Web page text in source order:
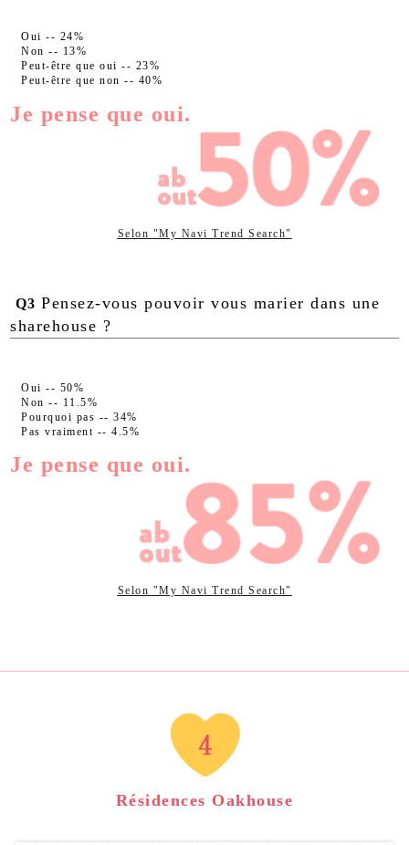
Oui -- 24%
Non -- 13%
Peut-être que oui -- 23%
Peut-être que non -- 40%
Je pense que oui.
Selon "My Navi Trend Search"
Q3Pensez-vous pouvoir vous marier dans une
sharehouse ?
Oui -- 50%
Non -- 11.5%
Pourquoi pas -- 34%
Pas vraiment -- 4.5%
Je pense que oui.
Selon "My Navi Trend Search"
Résidences Oakhouse